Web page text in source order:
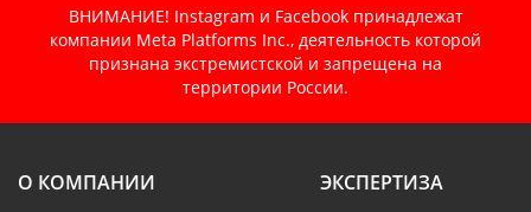
ВНИМАНИЕ! Instagram и Facebook принадлежат
компании Meta Platforms Inc., деятельность которой
признана экстремистской и запрещена на
территории России.
О КОМПАНИИ
ЭКСПЕРТИЗА